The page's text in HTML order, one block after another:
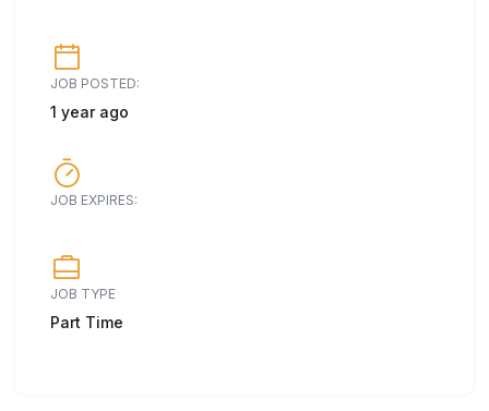
JOB POSTED:
1 year ago
JOB EXPIRES:
JOB TYPE
Part Time